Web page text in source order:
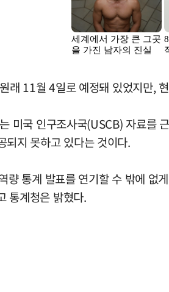
래 11월 4일로 예정돼 있었지만,
미국 인구조사국(USCB) 자료
되지 못하고 있다는 것이다.
통계 발표를 연기할 수 밖에
통계청은 밝혔다.